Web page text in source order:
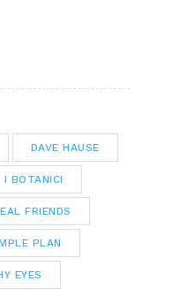
DAVE HAUSE
I BOTANICI
FRIENDS
PLAN
EYES